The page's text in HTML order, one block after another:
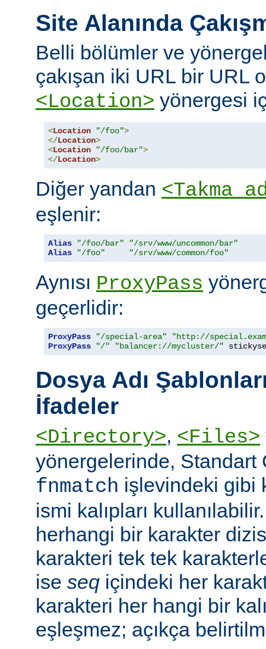
Site Alanında
Belli bölümler ve
çakışan iki URL bir URL
<Location> yönergesi
<Location "/foo">
</Location>
<Location "/foo/bar">
</Location>
Diğer yandan <Takma
eşlenir:
Alias "/foo/bar"
"/srv/www/uncommon/bar"
Alias
"/foo" "/srv/www/common/foo"
Aynısı ProxyPass
geçerlidir:
ProxyPass "/special-area"
"http://
ProxyPass
"/" "balancer://mycluster/"
Dosya Adı
İfadeler
<Directory>, <Files>
yönergelerinde, Standart
fnmatch işlevindeki gibi
ismi kalıpları
herhangi bir karakter
karakteri tek tek
ise seq içindeki her
karakteri her hangi bir
eşleşmez; açıkça